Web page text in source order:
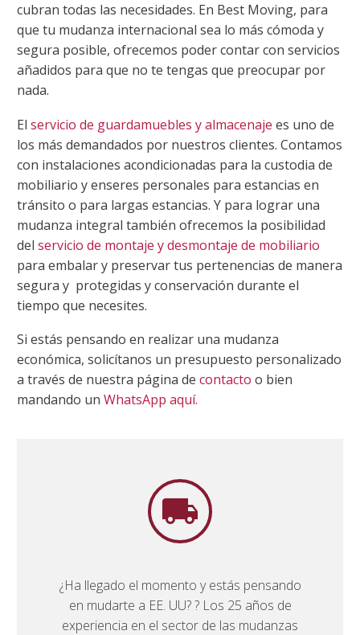
cubran todas las necesidades. En Best Moving, para
que tu mudanza internacional sea lo más cómoda y
segura posible, ofrecemos poder contar con servicios
añadidos para que no te tengas que preocupar por
nada.
El servicio de guardamuebles y almacenaje es uno de
los más demandados por nuestros clientes. Contamos
con instalaciones acondicionadas para la custodia de
mobiliario y enseres personales para estancias en
tránsito o para largas estancias. Y para lograr una
mudanza integral también ofrecemos la posibilidad
del servicio de montaje y desmontaje de mobiliario
para embalar y preservar tus pertenencias de manera
segura y protegidas y conservación durante el
tiempo que necesites.
Si estás pensando en realizar una mudanza
económica, solicítanos un presupuesto personalizado
a través de nuestra página de contacto o bien
mandando un WhatsApp aquí.


¿Ha llegado el momento y estás pensando
en mudarte a EE. UU? ? Los 25 años de
experiencia en el sector de las mudanzas